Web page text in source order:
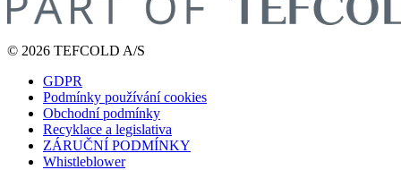
© 2026 TEFCOLD A/S
GDPR
Podmínky používání cookies
Obchodní podmínky
Recyklace a legislativa
ZÁRUČNÍ PODMÍNKY
Whistleblower